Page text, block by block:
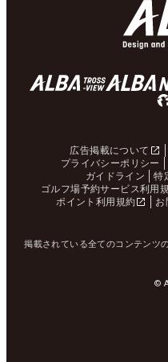
広告掲載について
プライバシーポリシー
ガイドライン
特
ゴルフ場予約サービス利用
ポイント利用規約
お
掲載されている全てのコンテンツ
©